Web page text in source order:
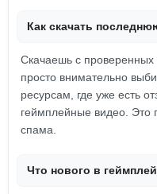
Как скачать
Скачаешь с проверенных
просто внимательно
ресурсам, где уже есть
геймплейные видео. Это
спама.
Что нового в